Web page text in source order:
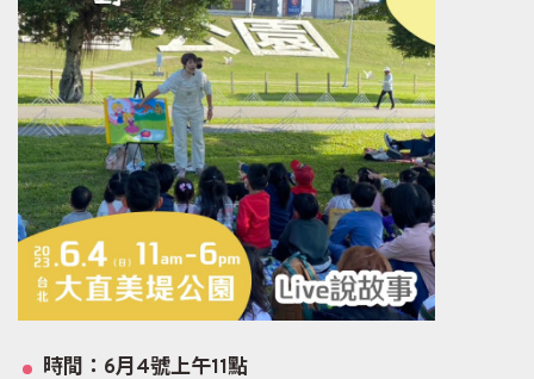
時間：6月4號上午11點